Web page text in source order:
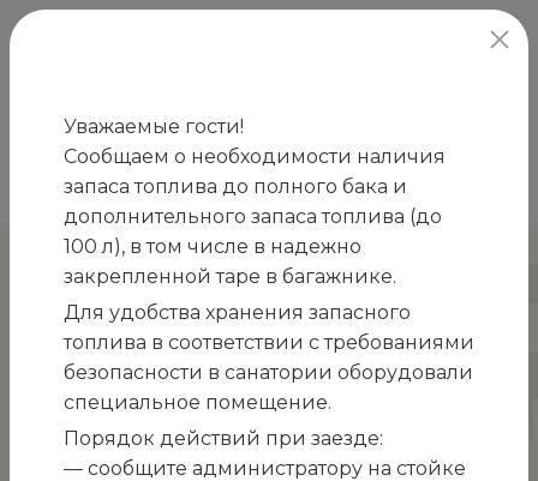
Главная / Новости / Программа лояльности
Программа лояльности
Уважаемые гости!
Сообщаем о необходимости наличия
запаса топлива до полного бака и
дополнительного запаса топлива (до
100 л), в том числе в надежно
закрепленной таре в багажнике.
Для удобства хранения запасного
топлива в соответствии с требованиями
безопасности в санатории оборудовали
специальное помещение.
Порядок действий при заезде:
— сообщите администратору на стойке